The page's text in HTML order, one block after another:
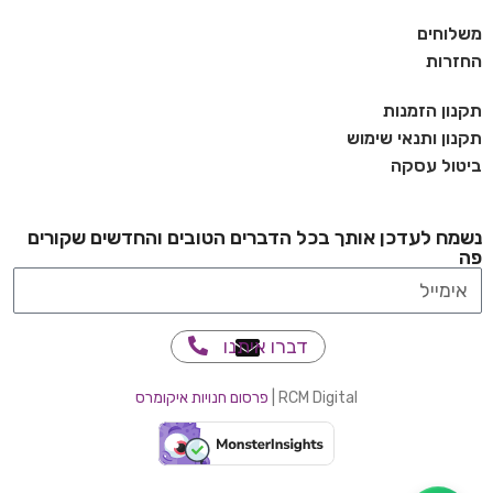
משלוחים
החזרות
תקנון הזמנות
תקנון ותנאי שימוש
ביטול עסקה
נשמח לעדכן אותך בכל הדברים הטובים והחדשים שקורים
פה
דברו איתנו
RCM Digital | פרסום חנויות איקומרס